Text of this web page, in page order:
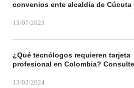
convenios ente alcaldía de Cúcuta
13/07/2023
¿Qué tecnólogos requieren tarjeta
profesional en Colombia? Consulte
13/02/2024